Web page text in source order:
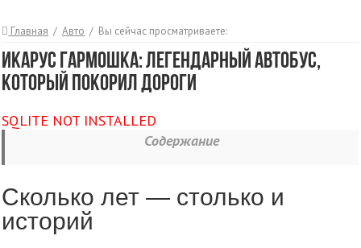
Главная / Авто / Вы сейчас просматриваете:
Икарус гармошка: легендарный автобус,
который покорил дороги
SQLITE NOT INSTALLED
Содержание
Сколько лет — столько и
историй